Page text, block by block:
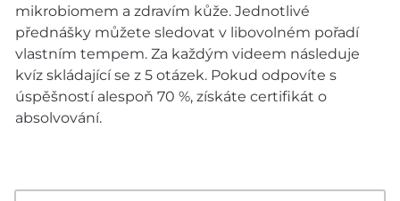
mikrobiomem a zdravím kůže. Jednotlivé
přednášky můžete sledovat v libovolném pořadí
vlastním tempem. Za každým videem následuje
kvíz skládající se z 5 otázek. Pokud odpovíte s
úspěšností alespoň 70 %, získáte certifikát o
absolvování.